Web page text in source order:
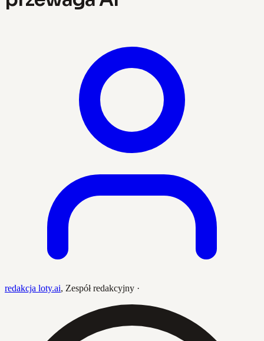
redakcja loty.ai, Zespół redakcyjny ·